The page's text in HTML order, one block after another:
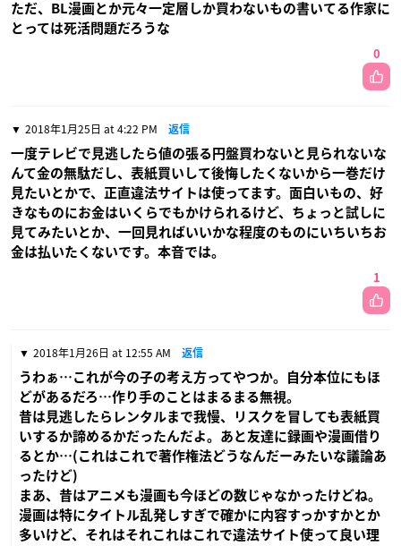
ただ、BL漫画とか元々一定層しか買わないもの書いてる作家に
とっては死活問題だろうな
0
2018年1月25日 at 4:22 PM 返信
一度テレビで見逃したら値の張る円盤買わないと見られないな
んて金の無駄だし、表紙買いして後悔したくないから一巻だけ
見たいとかで、正直違法サイトは使ってます。面白いもの、好
きなものにお金はいくらでもかけられるけど、ちょっと試しに
見てみたいとか、一回見ればいいかな程度のものにいちいちお
金は払いたくないです。本音では。
1
2018年1月26日 at 12:55 AM 返信
うわぁ…これが今の子の考え方ってやつか。自分本位にもほ
どがあるだろ…作り手のことはまるまる無視。
昔は見逃したらレンタルまで我慢、リスクを冒しても表紙買
いするか諦めるかだったんだよ。あと友達に録画や漫画借り
るとか…(これはこれで著作権法どうなんだーみたいな議論あ
ったけど)
まあ、昔はアニメも漫画も今ほどの数じゃなかったけどね。
漫画は特にタイトル乱発しすぎで確かに内容すっかすかとか
多いけど、それはそれこれはこれで違法サイト使って良い理